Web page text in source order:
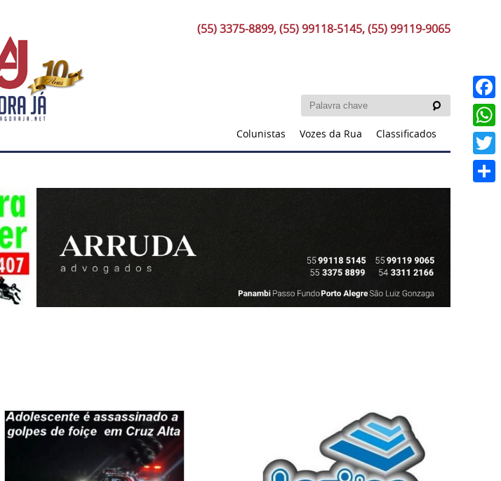
(55) 3375-8899, (55) 99118-5145, (55) 99119-9065
Colunistas
Vozes da Rua Classificados